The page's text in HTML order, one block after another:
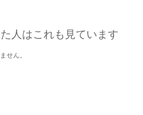
人はこれも見ています
せん。